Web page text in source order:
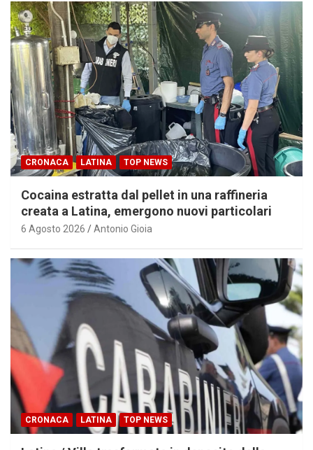
CRONACA LATINA TOP NEWS
Cocaina estratta dal pellet in una raffineria
creata a Latina, emergono nuovi particolari
6 Agosto 2026 Antonio Gioia
CRONACA LATINA TOP NEWS